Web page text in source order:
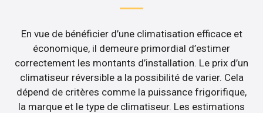
En vue de bénéficier d’une climatisation efficace et
économique, il demeure primordial d’estimer
correctement les montants d’installation. Le prix d’un
climatiseur réversible a la possibilité de varier. Cela
dépend de critères comme la puissance frigorifique,
la marque et le type de climatiseur. Les estimations